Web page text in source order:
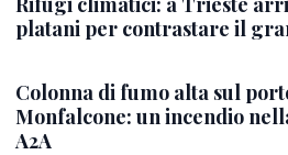
platani per contrastare il
Colonna di fumo alta sul
Monfalcone: un incendio
A2A